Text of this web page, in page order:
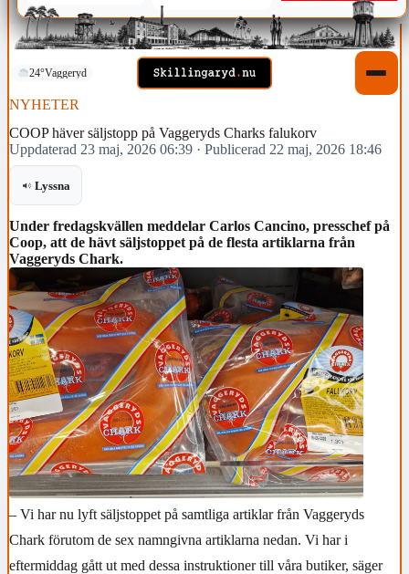
24°Vaggeryd
NYHETER
COOP häver säljstopp på Vaggeryds Charks falukorv
Uppdaterad 23 maj, 2026 06:39 · Publicerad 22 maj, 2026 18:46
Lyssna
Under fredagskvällen meddelar Carlos Cancino, presschef på
Coop, att de hävt säljstoppet på de flesta artiklarna från
Vaggeryds Chark.
– Vi har nu lyft säljstoppet på samtliga artiklar från Vaggeryds
Chark förutom de sex namngivna artiklarna nedan. Vi har i
eftermiddag gått ut med dessa instruktioner till våra butiker, säger